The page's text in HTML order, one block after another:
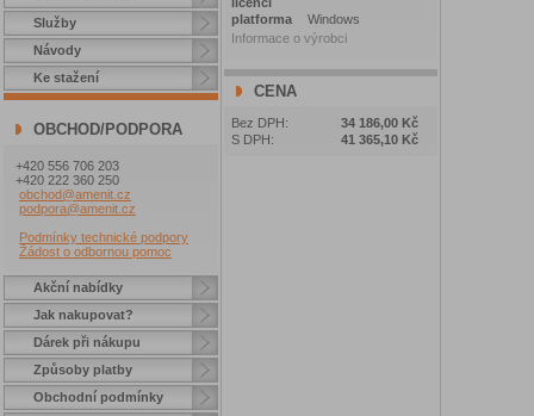
Služby
Návody
Ke stažení
OBCHOD/PODPORA
+420 556 706 203
+420 222 360 250
obchod@amenit.cz
podpora@amenit.cz
Podmínky technické podpory
Žádost o odbornou pomoc
Akční nabídky
Jak nakupovat?
Dárek při nákupu
Způsoby platby
Obchodní podmínky
platforma
Windows
Informace o výrobci
CENA
Bez DPH:
34 186,00 Kč
S DPH:
41 365,10 Kč